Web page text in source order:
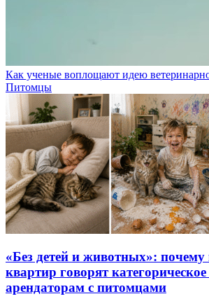
Как ученые воплощают идею
Питомцы
«Без детей и животных»:
квартир говорят категорическое
арендаторам с питомцами